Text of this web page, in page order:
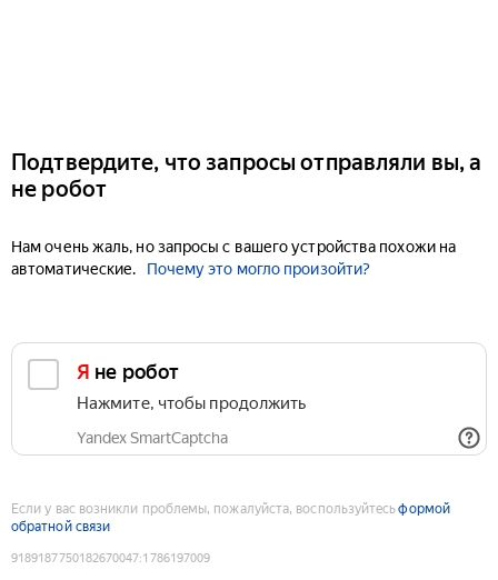
Подтвердите, что запросы отправляли вы, а
не робот
Нам очень жаль, но запросы с вашего устройства похожи на
автоматические.
Почему это могло произойти?
Я не робот
Нажмите, чтобы продолжить
Yandex SmartCaptcha
Если у вас возникли проблемы, пожалуйста, воспользуйтесьформой
обратной связи
9189187750182670047:1786197009